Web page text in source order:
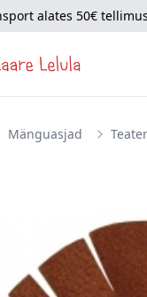
alates 50€
Mänguasjad Teater